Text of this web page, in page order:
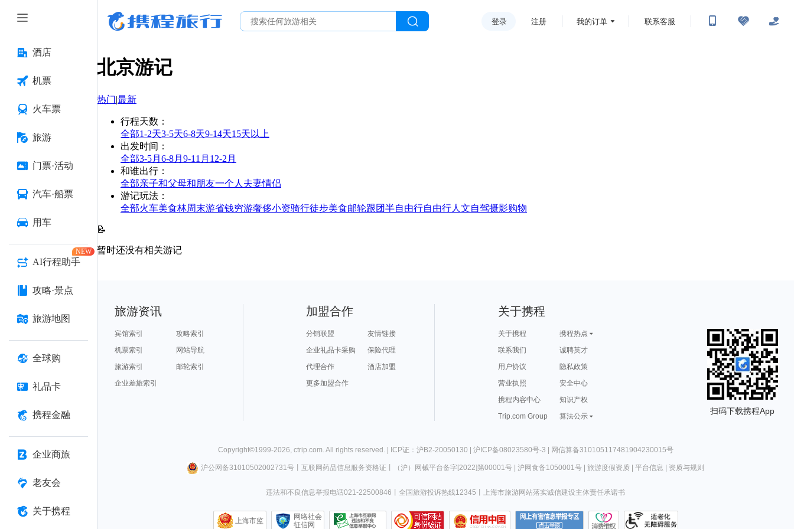
酒店
机票
火车票
旅游
门票·活动
汽车·船票
用车
AI行程助手
NEW
攻略·景点
旅游地图
全球购
礼品卡
携程金融
企业商旅
老友会
关于携程
登录 注册 我的订单 联系客服
北京游记
热门|最新
行程天数 ：
全部1-2天3-5天6-8天9-14天15天以上
出发时间 ：
全部3-5月 6-8月 9-11月 12-2月
和谁出行 ：
全部亲子和父母和朋友一个人 夫妻情侣
游记玩法 ：
全部火车美食林周末游省钱穷游奢侈小资骑行徒步美食邮轮跟团半自由行自由行人文自驾摄影购物
📝
暂时还没有相关游记
旅游资讯
宾馆索引
攻略索引
机票索引
网站导航
旅游索引
邮轮索引
企业差旅索引
加盟合作
分销联盟
友情链接
企业礼品卡采购
保险代理
代理合作
酒店加盟
更多加盟合作
关于携程
关于携程
携程热点
联系我们
诚聘英才
用户协议
隐私政策
营业执照
安全中心
携程内容中心
知识产权
Trip.com Group
算法公示
扫码下载携程App
Copyright©1999-2026, ctrip.com. All rights reserved. | ICP证：沪B2-20050130 | 沪ICP备08023580号-3 | 网信算备310105117481904230015号
沪公网备31010502002731号丨 互联网药品信息服务资格证 （沪）网械平台备字[2022]第00001号| 沪网食备1050001号| 旅游度假资质| 平台信息 资质与规则
违法和不良信息举报电话021-22500846 全国旅游投诉热线12345 上海市旅游网站落实诚信建设主体责任承诺书
上海市监
网络社会
征信网